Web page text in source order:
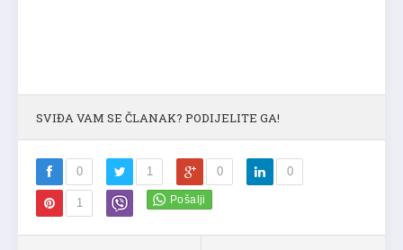
SVIĐA VAM SE ČLANAK? PODIJELITE GA!
0 1 0 0
1